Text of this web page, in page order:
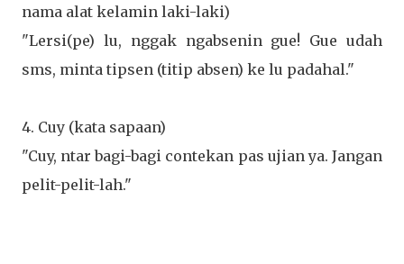
nama alat kelamin laki-laki)
"Lersi(pe) lu, nggak ngabsenin gue! Gue udah
sms, minta tipsen (titip absen) ke lu padahal."
4. Cuy (kata sapaan)
"Cuy, ntar bagi-bagi contekan pas ujian ya. Jangan
pelit-pelit-lah."